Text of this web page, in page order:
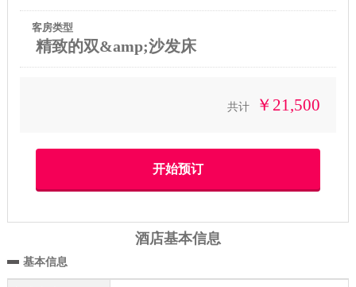
客房类型
精致的双&amp;沙发床
共计 ￥21,500
酒店基本信息
基本信息